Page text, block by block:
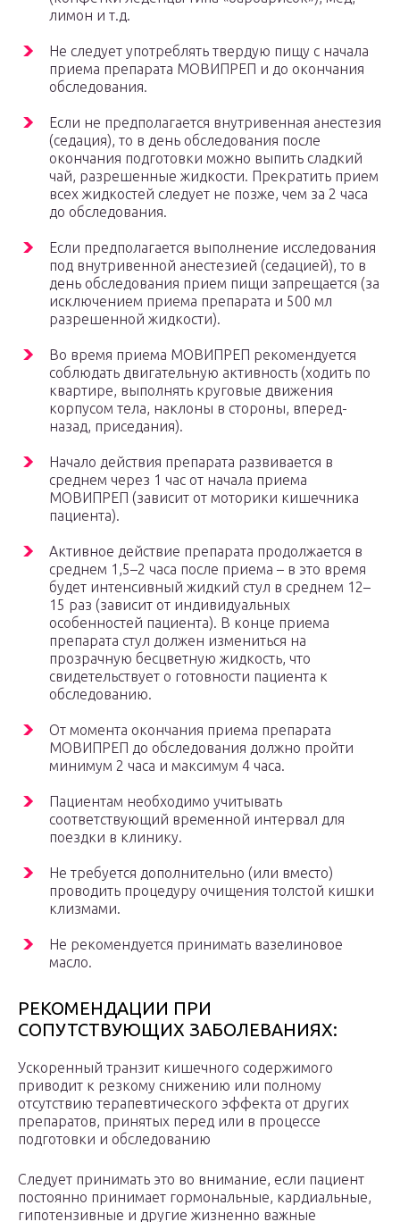
лимон и т.д.
Не следует употреблять твердую пищу с начала
приема препарата МОВИПРЕП и до окончания
обследования.
Если не предполагается внутривенная анестезия
(седация), то в день обследования после
окончания подготовки можно выпить сладкий
чай, разрешенные жидкости. Прекратить прием
всех жидкостей следует не позже, чем за 2 часа
до обследования.
Если предполагается выполнение исследования
под внутривенной анестезией (седацией), то в
день обследования прием пищи запрещается (за
исключением приема препарата и 500 мл
разрешенной жидкости).
Во время приема МОВИПРЕП рекомендуется
соблюдать двигательную активность (ходить по
квартире, выполнять круговые движения
корпусом тела, наклоны в стороны, вперед-
назад, приседания).
Начало действия препарата развивается в
среднем через 1 час от начала приема
МОВИПРЕП (зависит от моторики кишечника
пациента).
Активное действие препарата продолжается в
среднем 1,5–2 часа после приема – в это время
будет интенсивный жидкий стул в среднем 12–
15 раз (зависит от индивидуальных
особенностей пациента). В конце приема
препарата стул должен измениться на
прозрачную бесцветную жидкость, что
свидетельствует о готовности пациента к
обследованию.
От момента окончания приема препарата
МОВИПРЕП до обследования должно пройти
минимум 2 часа и максимум 4 часа.
Пациентам необходимо учитывать
соответствующий временной интервал для
поездки в клинику.
Не требуется дополнительно (или вместо)
проводить процедуру очищения толстой кишки
клизмами.
Не рекомендуется принимать вазелиновое
масло.
РЕКОМЕНДАЦИИ ПРИ
СОПУТСТВУЮЩИХ ЗАБОЛЕВАНИЯХ:
Ускоренный транзит кишечного содержимого
приводит к резкому снижению или полному
отсутствию терапевтического эффекта от других
препаратов, принятых перед или в процессе
подготовки и обследованию
Следует принимать это во внимание, если пациент
постоянно принимает гормональные, кардиальные,
гипотензивные и другие жизненно важные